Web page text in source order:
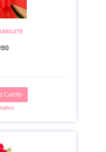
Carrito